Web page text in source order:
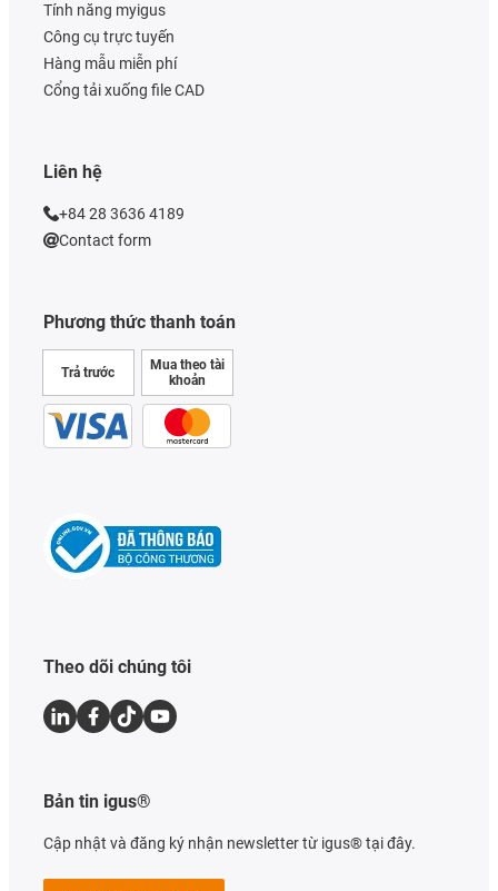
Phương thức thanh toán
Trả trước
Mua theo tài
khoản
Tính năng myigus
Công cụ trực tuyến
Hàng mẫu miễn phí
Cổng tải xuống file CAD
Liên hệ
+84 28 3636 4189
Contact form
Theo dõi chúng tôi
Bản tin igus®
Cập nhật và đăng ký nhận newsletter từ igus® tại đây.